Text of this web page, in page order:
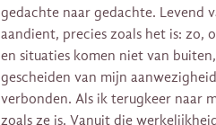
gedachte naar gedachte. Levend
aandient, precies zoals het is: zo,
en situaties komen niet van
gescheiden van mijn
verbonden. Als ik terugkeer naar
zoals ze is. Vanuit die